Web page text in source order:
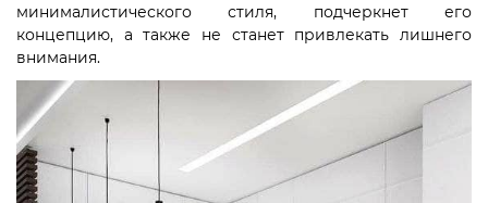
минималистического стиля, подчеркнет его
концепцию, а также не станет привлекать лишнего
внимания.